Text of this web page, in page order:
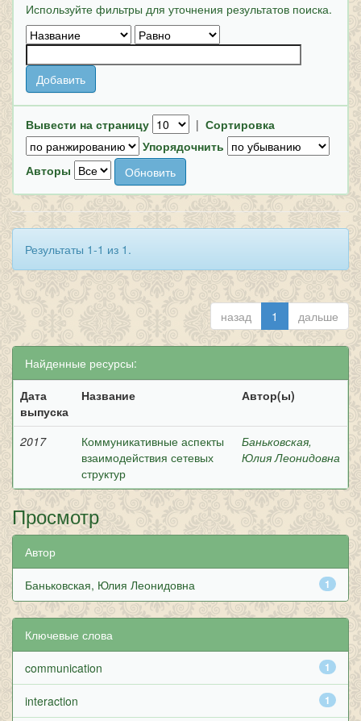
Используйте фильтры для уточнения результатов поиска.
Вывести на страницу | Сортировка
Упорядочнить
Авторы
Результаты 1-1 из 1.
назад 1 дальше
Найденные ресурсы:
Дата
выпуска
Название Автор(ы)
2017
Коммуникативные аспекты
взаимодействия сетевых
структур
Баньковская,
Юлия Леонидовна
Просмотр
Автор
1
Баньковская, Юлия Леонидовна
Ключевые слова
1
communication
1
interaction